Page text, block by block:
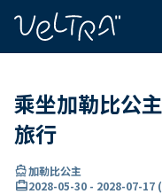
乘坐加勒比公
旅行
directions_boat加勒比公主
card_travel2028-05-30 - 2028-07-17 (